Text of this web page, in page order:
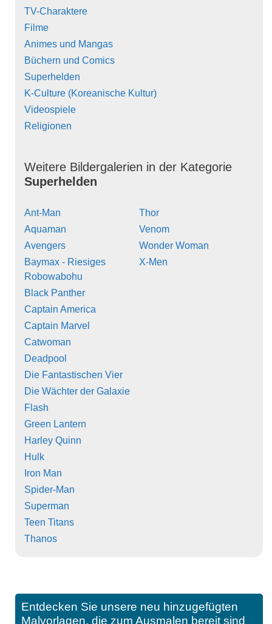
TV-Charaktere
Filme
Animes und Mangas
Büchern und Comics
Superhelden
K-Culture (Koreanische Kultur)
Videospiele
Religionen
Weitere Bildergalerien in der Kategorie
Superhelden
Ant-Man
Aquaman
Avengers
Baymax - Riesiges
Robowabohu
Black Panther
Captain America
Captain Marvel
Catwoman
Deadpool
Die Fantastischen Vier
Die Wächter der Galaxie
Flash
Green Lantern
Harley Quinn
Hulk
Iron Man
Spider-Man
Superman
Teen Titans
Thanos
Thor
Venom
Wonder Woman
X-Men
Entdecken Sie unsere neu hinzugefügten
Malvorlagen, die zum Ausmalen bereit sind